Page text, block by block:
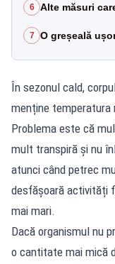
6 Alte măsuri
7 O greșeală
În sezonul cald,
menține temperatura
Problema este că
mult transpiră și nu
atunci când petrec
desfășoară activități
mai mari.
Dacă organismul nu
o cantitate mai mică